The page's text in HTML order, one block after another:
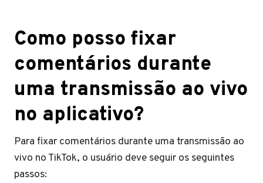
Como posso fixar
comentários durante
uma transmissão ao vivo
no aplicativo?
Para fixar comentários durante uma transmissão ao
vivo no TikTok, o usuário deve seguir os seguintes
passos: